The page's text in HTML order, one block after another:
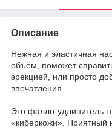
Описание
Нежная и эластичная
объём, поможет
эрекцией, или просто
впечатления.
Это фалло-удлинитель
«киберкожи».